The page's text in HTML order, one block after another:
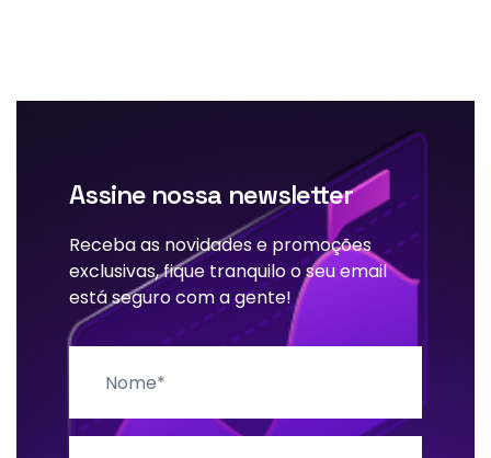
Assine nossa newsletter
Receba as novidades e promoções
exclusivas, fique tranquilo o seu email
está seguro com a gente!